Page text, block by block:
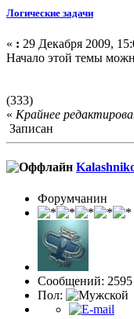
Логические задачи
« : 29 Декабря 2009,
Начало этой темы
(333)
« Крайнее
Записан
Форумчанин
Сообщений: 2595
Пол: